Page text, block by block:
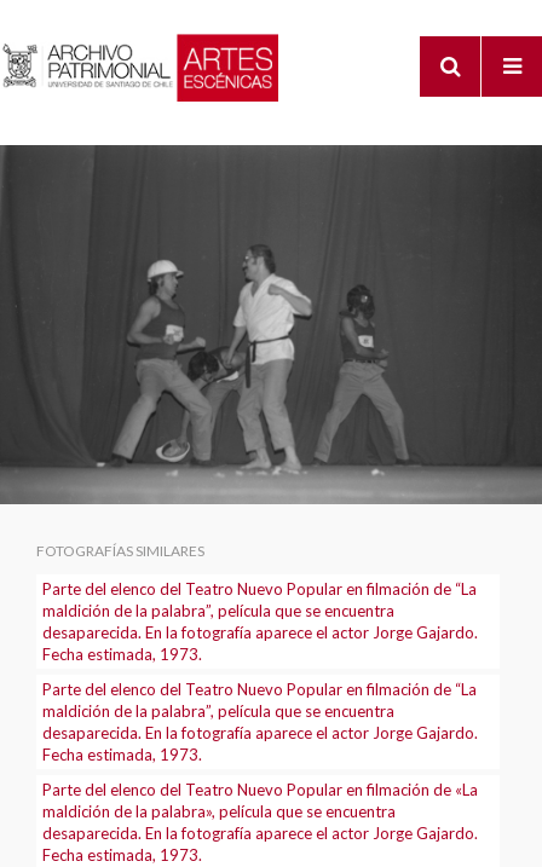
FOTOGRAFÍAS SIMILARES
Parte del elenco del Teatro Nuevo Popular en filmación de “La
maldición de la palabra”, película que se encuentra
desaparecida. En la fotografía aparece el actor Jorge Gajardo.
Fecha estimada, 1973.
Parte del elenco del Teatro Nuevo Popular en filmación de “La
maldición de la palabra”, película que se encuentra
desaparecida. En la fotografía aparece el actor Jorge Gajardo.
Fecha estimada, 1973.
Parte del elenco del Teatro Nuevo Popular en filmación de «La
maldición de la palabra», película que se encuentra
desaparecida. En la fotografía aparece el actor Jorge Gajardo.
Fecha estimada, 1973.